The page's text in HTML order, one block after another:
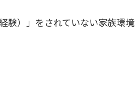
験）」をされていない家族環境